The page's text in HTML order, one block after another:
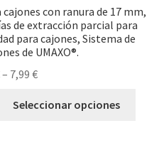
con ranura de 17 mm,
de extracción parcial para
para cajones, Sistema de
de UMAXO®.
– 7,99 €
Seleccionar opciones